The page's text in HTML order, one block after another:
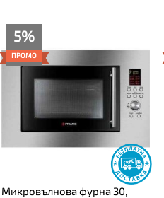
5%
ПРОМО
Микровълнова фурна 30,
was:
259.00€
(506.56
лв.).
е:
245.00€
(479.18